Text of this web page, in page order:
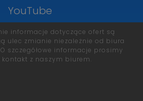
YouTube
informacje dotyczące ofert są
ulec zmianie niezależnie od biura
szczegółowe informacje prosimy
kontakt z naszym biurem.